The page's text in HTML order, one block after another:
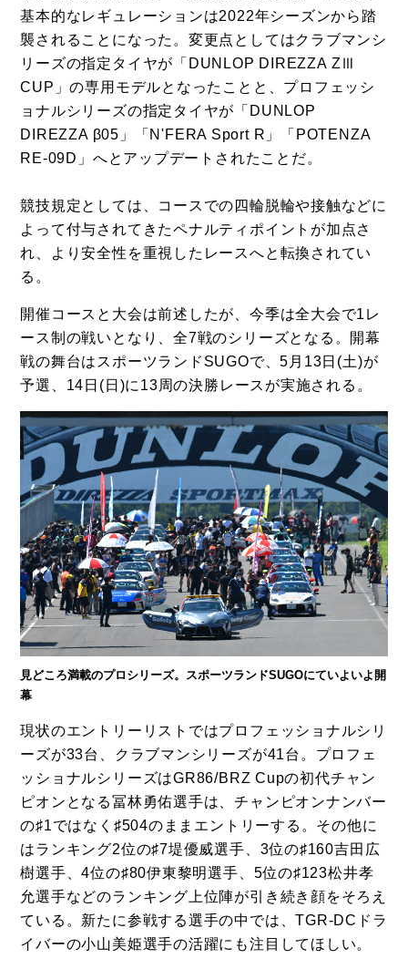
基本的なレギュレーションは2022年シーズンから踏
襲されることになった。変更点としてはクラブマンシ
リーズの指定タイヤが「DUNLOP DIREZZA ZⅢ
CUP」の専用モデルとなったことと、プロフェッシ
ョナルシリーズの指定タイヤが「DUNLOP
DIREZZA β05」「N'FERA Sport R」「POTENZA
RE-09D」へとアップデートされたことだ。
競技規定としては、コースでの四輪脱輪や接触などに
よって付与されてきたペナルティポイントが加点さ
れ、より安全性を重視したレースへと転換されてい
る。
開催コースと大会は前述したが、今季は全大会で1レ
ース制の戦いとなり、全7戦のシリーズとなる。開幕
戦の舞台はスポーツランドSUGOで、5月13日(土)が
予選、14日(日)に13周の決勝レースが実施される。
見どころ満載のプロシリーズ。スポーツランドSUGOにていよいよ開
幕
現状のエントリーリストではプロフェッショナルシリ
ーズが33台、クラブマンシリーズが41台。プロフェ
ッショナルシリーズはGR86/BRZ Cupの初代チャン
ピオンとなる冨林勇佑選手は、チャンピオンナンバー
の♯1ではなく♯504のままエントリーする。その他に
はランキング2位の♯7堤優威選手、3位の♯160吉田広
樹選手、4位の♯80伊東黎明選手、5位の♯123松井孝
允選手などのランキング上位陣が引き続き顔をそろえ
ている。新たに参戦する選手の中では、TGR-DCドラ
イバーの小山美姫選手の活躍にも注目してほしい。